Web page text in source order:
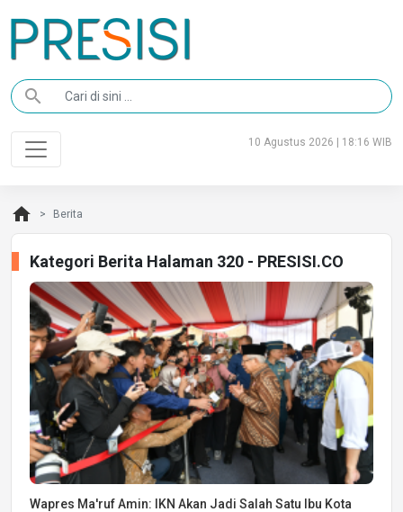
search
10 Agustus 2026 | 18:16 WIB
home Berita
Kategori Berita Halaman 320 - PRESISI.CO
Wapres Ma'ruf Amin: IKN Akan Jadi Salah Satu Ibu Kota